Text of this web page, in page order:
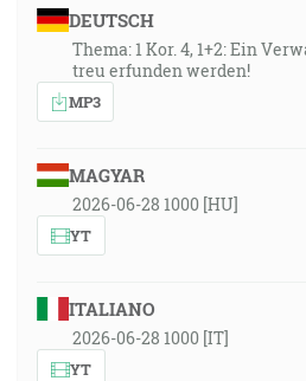
DEUTSCH
Thema: 1 Kor. 4, 1+2: Ein
treu erfunden werden!
MP3
MAGYAR
2026-06-28 1000 [HU]
YT
ITALIANO
2026-06-28 1000 [IT]
YT